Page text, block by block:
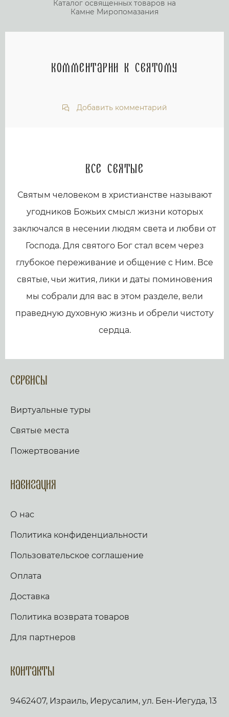
Каталог освященных товаров на
Камне Миропомазания
Комментарии к святому
Добавить комментарий
Все святые
Святым человеком в христианстве называют
угодников Божьих смысл жизни которых
заключался в несении людям света и любви от
Господа. Для святого Бог стал всем через
глубокое переживание и общение с Ним. Все
святые, чьи жития, лики и даты поминовения
мы собрали для вас в этом разделе, вели
праведную духовную жизнь и обрели чистоту
сердца.
Сервисы
Виртуальные туры
Святые места
Пожертвование
Навигация
О нас
Политика конфиденциальности
Пользовательское соглашение
Оплата
Доставка
Политика возврата товаров
Для партнеров
Контакты
9462407, Израиль, Иерусалим, ул. Бен-Иегуда, 13